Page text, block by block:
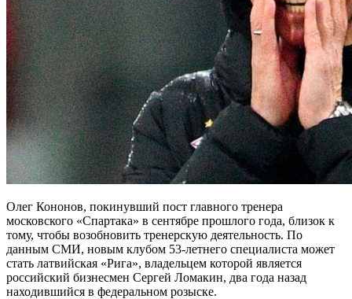
Олег Кононов, покинувший пост главного тренера
московского «Спартака» в сентябре прошлого года, близок к
тому, чтобы возобновить тренерскую деятельность. По
данным СМИ, новым клубом 53-летнего специалиста может
стать латвийская «Рига», владельцем которой является
российский бизнесмен Сергей Ломакин, два года назад
находившийся в федеральном розыске.